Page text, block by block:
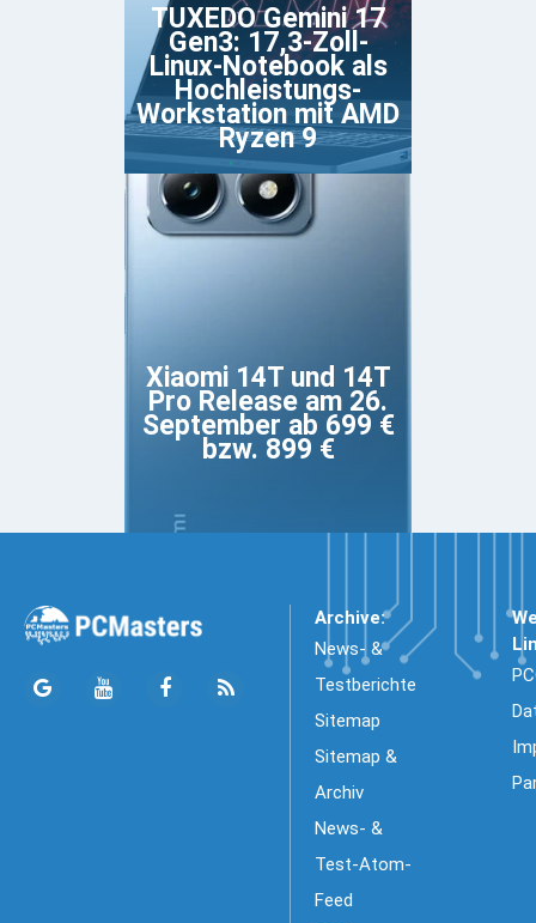
TUXEDO Gemini 17
Gen3: 17,3-Zoll-
Linux-Notebook als
Hochleistungs-
Workstation mit AMD
Ryzen 9
Xiaomi 14T und 14T
Pro Release am 26.
September ab 699 €
bzw. 899 €
Archive:
News- &
Testberichte
Sitemap
Sitemap &
Archiv
News- &
Test-Atom-
Feed